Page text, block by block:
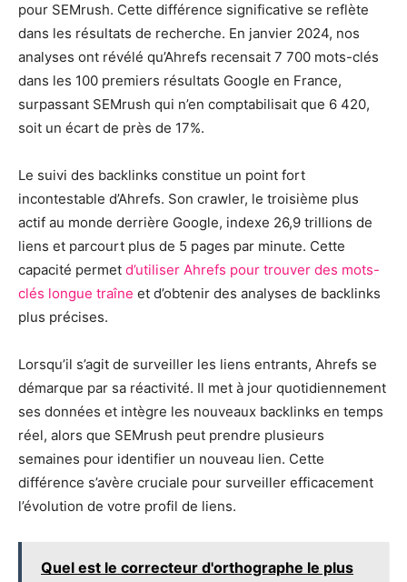
pour SEMrush. Cette différence significative se reflète
dans les résultats de recherche. En janvier 2024, nos
analyses ont révélé qu’Ahrefs recensait 7 700 mots-clés
dans les 100 premiers résultats Google en France,
surpassant SEMrush qui n’en comptabilisait que 6 420,
soit un écart de près de 17%.
Le suivi des backlinks constitue un point fort
incontestable d’Ahrefs. Son crawler, le troisième plus
actif au monde derrière Google, indexe 26,9 trillions de
liens et parcourt plus de 5 pages par minute. Cette
capacité permet d’utiliser Ahrefs pour trouver des mots-
clés longue traîne et d’obtenir des analyses de backlinks
plus précises.
Lorsqu’il s’agit de surveiller les liens entrants, Ahrefs se
démarque par sa réactivité. Il met à jour quotidiennement
ses données et intègre les nouveaux backlinks en temps
réel, alors que SEMrush peut prendre plusieurs
semaines pour identifier un nouveau lien. Cette
différence s’avère cruciale pour surveiller efficacement
l’évolution de votre profil de liens.
Quel est le correcteur d'orthographe le plus